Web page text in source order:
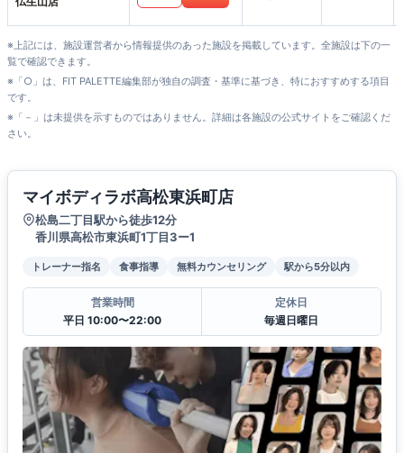
※上記には、施設運営者から情報提供のあった施設を掲載しています。全施設は下の一
覧で確認できます。
※「○」は、FIT PALETTE編集部が独自の調査・基準に基づき、特におすすめする項目
です。
※「－」は未提供を示すものではありません。詳細は各施設の公式サイトをご確認くだ
さい。
マイボディラボ高松東浜町店
松島二丁目駅から徒歩12分
香川県高松市東浜町1丁目3ー1
トレーナー指名 食事指導 無料カウンセリング 駅から5分以内
営業時間
平日 10:00〜22:00
定休日
毎週日曜日